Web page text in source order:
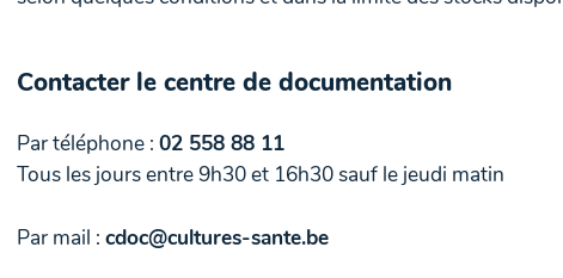
Contacter le centre de documentation
Par téléphone : 02 558 88 11
Tous les jours entre 9h30 et 16h30 sauf le jeudi matin
Par mail : cdoc@cultures-sante.be